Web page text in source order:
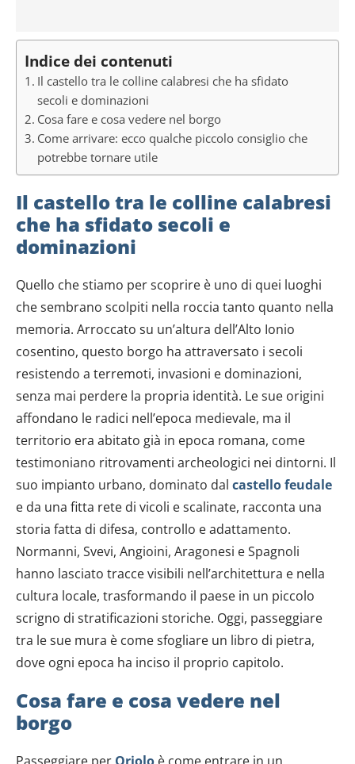
Indice dei contenuti
Il castello tra le colline calabresi che ha sfidato
secoli e dominazioni
Cosa fare e cosa vedere nel borgo
Come arrivare: ecco qualche piccolo consiglio che
potrebbe tornare utile
Il castello tra le colline calabresi
che ha sfidato secoli e
dominazioni
Quello che stiamo per scoprire è uno di quei luoghi
che sembrano scolpiti nella roccia tanto quanto nella
memoria. Arroccato su un’altura dell’Alto Ionio
cosentino, questo borgo ha attraversato i secoli
resistendo a terremoti, invasioni e dominazioni,
senza mai perdere la propria identità. Le sue origini
affondano le radici nell’epoca medievale, ma il
territorio era abitato già in epoca romana, come
testimoniano ritrovamenti archeologici nei dintorni. Il
suo impianto urbano, dominato dal castello feudale
e da una fitta rete di vicoli e scalinate, racconta una
storia fatta di difesa, controllo e adattamento.
Normanni, Svevi, Angioini, Aragonesi e Spagnoli
hanno lasciato tracce visibili nell’architettura e nella
cultura locale, trasformando il paese in un piccolo
scrigno di stratificazioni storiche. Oggi, passeggiare
tra le sue mura è come sfogliare un libro di pietra,
dove ogni epoca ha inciso il proprio capitolo.
Cosa fare e cosa vedere nel
borgo